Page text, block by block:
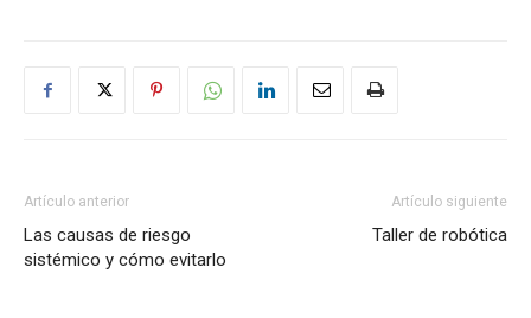
Artículo anterior
Las causas de riesgo
sistémico y cómo evitarlo
Artículo siguiente
Taller de robótica